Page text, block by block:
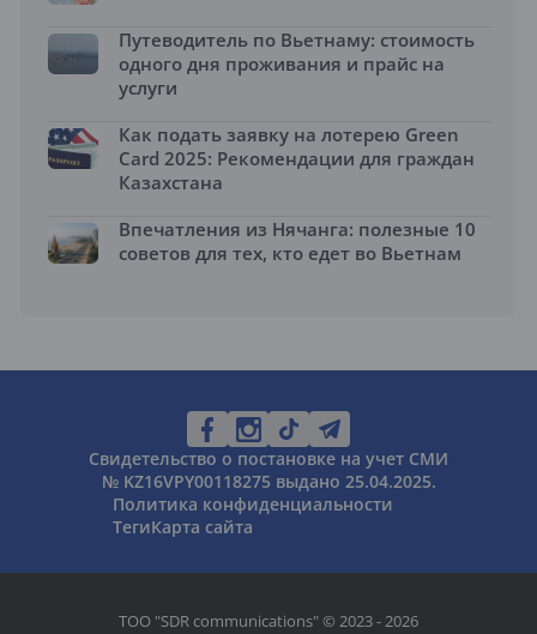
Путеводитель по Вьетнаму: стоимость
одного дня проживания и прайс на
услуги
Как подать заявку на лотерею Green
Card 2025: Рекомендации для граждан
Казахстана
Впечатления из Нячанга: полезные 10
советов для тех, кто едет во Вьетнам
Свидетельство о постановке на учет СМИ
№ KZ16VPY00118275 выдано 25.04.2025.
Политика конфиденциальности
ТегиКарта сайта
ТОО "SDR communications" © 2023 - 2026